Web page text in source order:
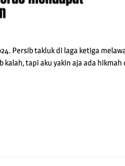
Persib takluk di laga ketiga
kalah, tapi aku yakin aja ada hikmah